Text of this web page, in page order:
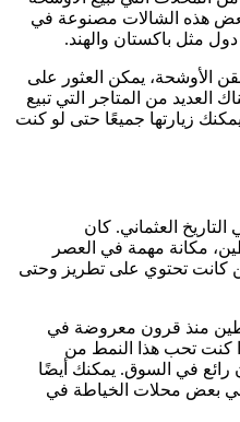
هذه الشالات مصنوعة في
دول مثل باكستان والهند.
الأوشحة، يمكن العثور على
العديد من المتاجر التي تبيع
يمكنك زيارتها جميعًا حتى لو كنت
العثماني. كان
مكانة مهمة في العصر
كانت تحتوي على تطريز وحتى
منذ قرون معروضة في
كنت تحب هذا النمط من
رائع في السوق. يمكنك أيضًا
بعض محلات الخياطة في